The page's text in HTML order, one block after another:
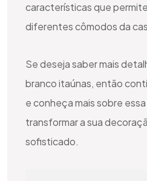
características que
diferentes cômodos da
Se deseja saber mais
branco itaúnas, então
e conheça mais sobre
transformar a sua
sofisticado.